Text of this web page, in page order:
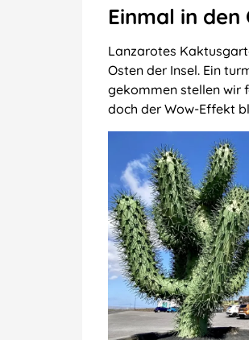
Einmal in
Lanzarotes
Osten der Insel. Ein
gekommen stellen wir
doch der Wow-Effekt